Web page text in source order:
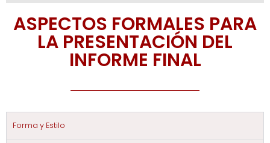
ASPECTOS FORMALES PARA
LA PRESENTACIÓN DEL
INFORME FINAL
Forma y Estilo